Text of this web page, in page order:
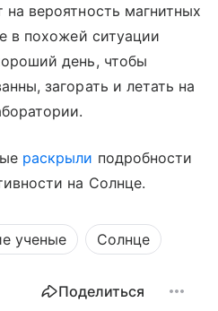
вероятность магнитных
в похожей ситуации
день, чтобы
загорать и летать на
раскрыли подробности
на Солнце.
ученые Солнце
Поделиться